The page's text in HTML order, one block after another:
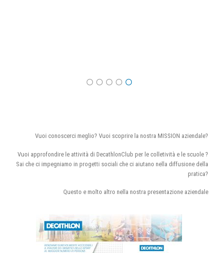
Vuoi conoscerci meglio? Vuoi scoprire la nostra MISSION aziendale?
Vuoi approfondire le attività di DecathlonClub per le colletività e le scuole ?
Sai che ci impegniamo in progetti sociali che ci aiutano nella diffusione della
pratica?
Questo e molto altro nella nostra presentazione aziendale